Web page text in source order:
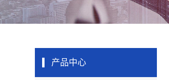
产品中心